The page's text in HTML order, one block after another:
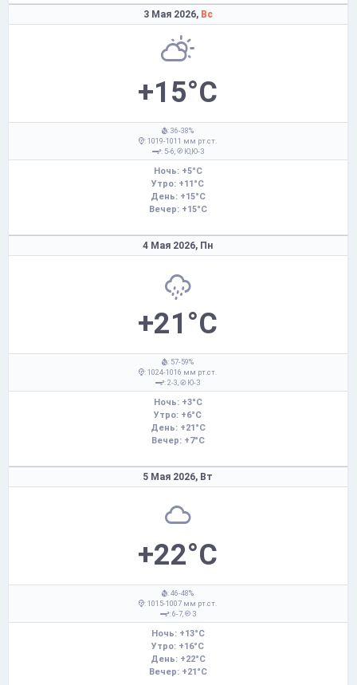
3 Мая 2026, Вс
+15°C
: 36-38%
: 1019-1011 мм рт.ст.
: 5-6,
Ю,Ю-З
Ночь: +5°C
Утро: +11°C
День: +15°C
Вечер: +15°C
4 Мая 2026, Пн
+21°C
: 57-59%
: 1024-1016 мм рт.ст.
: 2-3,
Ю-З
Ночь: +3°C
Утро: +6°C
День: +21°C
Вечер: +7°C
5 Мая 2026, Вт
+22°C
: 46-48%
: 1015-1007 мм рт.ст.
: 6-7,
З
Ночь: +13°C
Утро: +16°C
День: +22°C
Вечер: +21°C